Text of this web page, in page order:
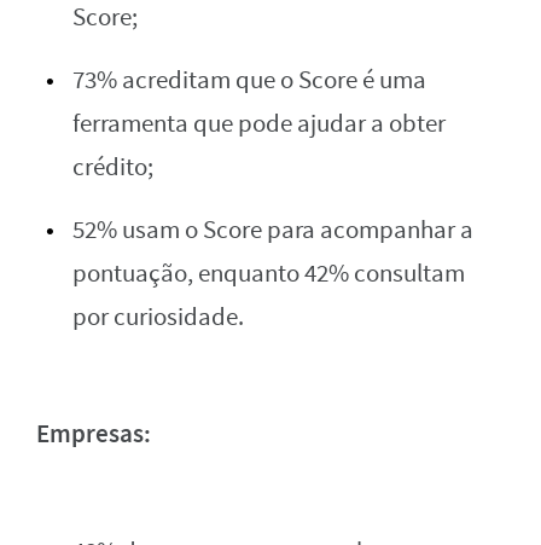
Score;
73% acreditam que o Score é uma
ferramenta que pode ajudar a obter
crédito;
52% usam o Score para acompanhar a
pontuação, enquanto 42% consultam
por curiosidade.
Empresas: